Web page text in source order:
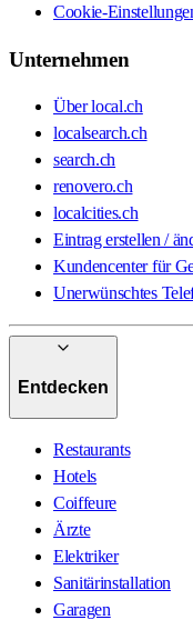
Cookie-
Unternehmen
Über local.ch
localsearch.ch
search.ch
renovero.ch
localcities.ch
Eintrag erstellen /
Kundencenter für
Unerwünschtes
Entdecken
Restaurants
Hotels
Coiffeure
Ärzte
Elektriker
Sanitärinstallation
Garagen